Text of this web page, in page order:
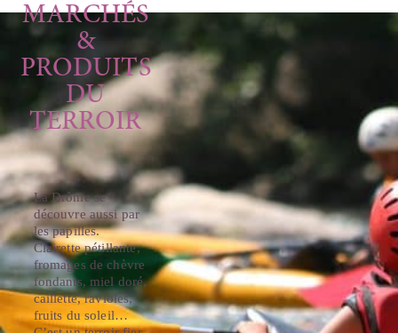
MARCHÉS
&
PRODUITS
DU
TERROIR
La Drôme se
découvre aussi par
les papilles.
Clairette pétillante,
fromages de chèvre
fondants, miel doré,
caillette, ravioles,
fruits du soleil…